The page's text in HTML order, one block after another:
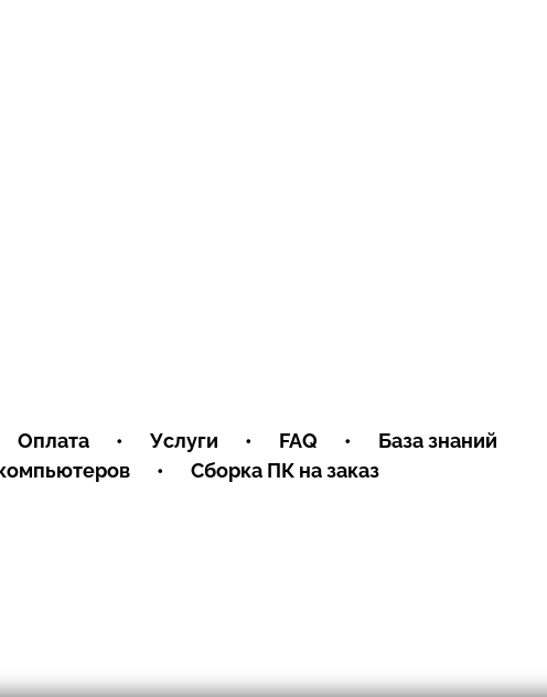
Оплата • Услуги • FAQ •
База знаний
• Сборка ПК на заказ